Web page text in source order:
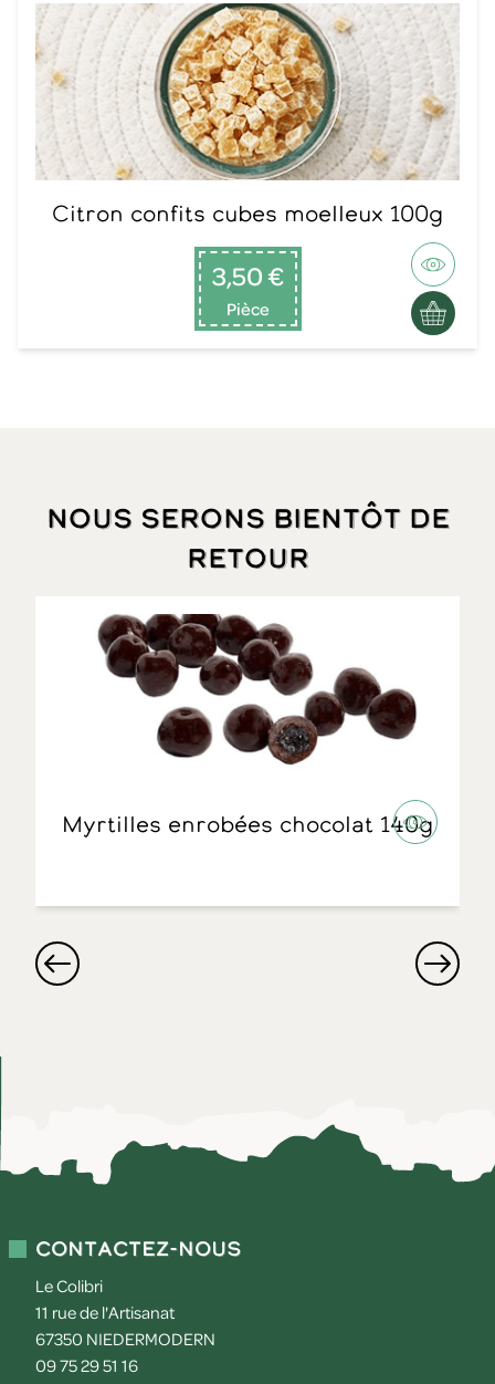
Citron confits cubes moelleux 100g
3,50 €
Pièce
Nous serons bientôt de
retour
Myrtilles enrobées chocolat 140g
Contactez-nous
Le Colibri
11 rue de l'Artisanat
67350 NIEDERMODERN
09 75 29 51 16